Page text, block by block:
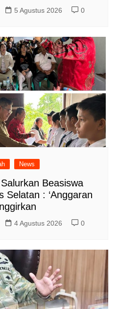
5 Agustus 2026 0
News
Beasiswa
Selatan : ‘Anggaran
4 Agustus 2026 0